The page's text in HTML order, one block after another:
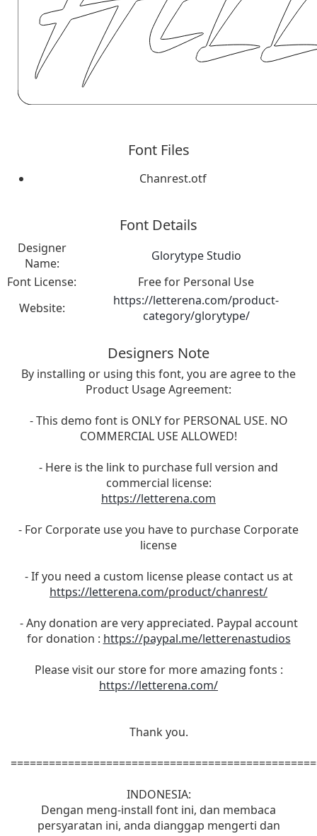
Font Files
Chanrest.otf
Font Details
Designer
Name:
Glorytype Studio
Font License:
Free for Personal Use
Website:
https://letterena.com/product-
category/glorytype/
Designers Note
By installing or using this font, you are agree to the
Product Usage Agreement:
- This demo font is ONLY for PERSONAL USE. NO
COMMERCIAL USE ALLOWED!
- Here is the link to purchase full version and
commercial license:
https://letterena.com
- For Corporate use you have to purchase Corporate
license
- If you need a custom license please contact us at
https://letterena.com/product/chanrest/
- Any donation are very appreciated. Paypal account
for donation : https://paypal.me/letterenastudios
Please visit our store for more amazing fonts :
https://letterena.com/
Thank you.
INDONESIA:
Dengan meng-install font ini, dan membaca
persyaratan ini, anda dianggap mengerti dan